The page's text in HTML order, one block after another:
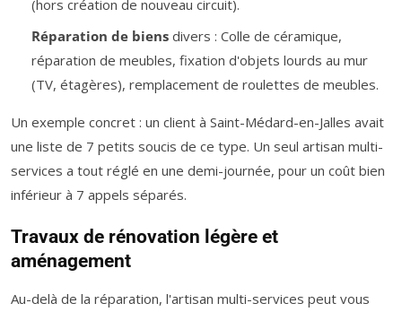
(hors création de nouveau circuit).
Réparation de biensdivers : Colle de céramique,
réparation de meubles, fixation d'objets lourds au mur
(TV, étagères), remplacement de roulettes de meubles.
Un exemple concret : un client à Saint-Médard-en-Jalles avait
une liste de 7 petits soucis de ce type. Un seul artisan multi-
services a tout réglé en une demi-journée, pour un coût bien
inférieur à 7 appels séparés.
Travaux de rénovation légère et
aménagement
Au-delà de la réparation, l'artisan multi-services peut vous